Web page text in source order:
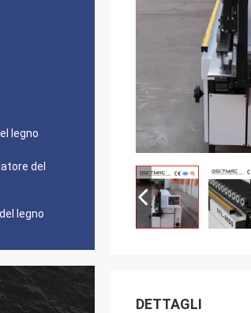
legno
del
legno
DETTAGLI